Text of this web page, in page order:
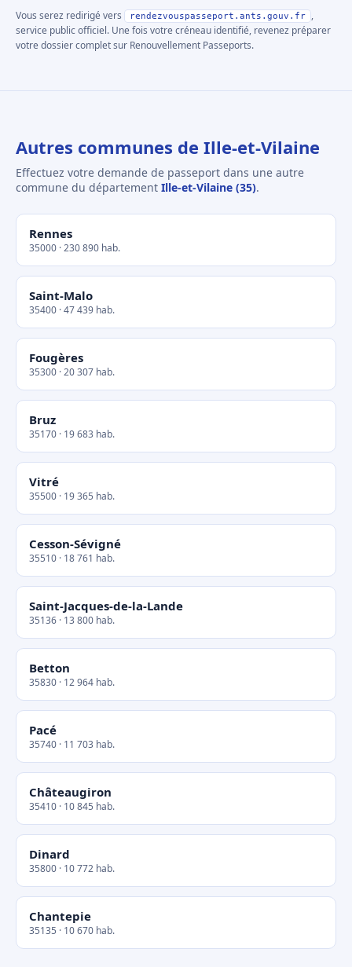
Vous serez redirigé vers rendezvouspasseport.ants.gouv.fr
,
service public officiel. Une fois votre créneau identifié, revenez préparer
votre dossier complet sur Renouvellement Passeports.
Autres communes de Ille-et-Vilaine
Effectuez votre demande de passeport dans une autre
commune du département Ille-et-Vilaine (35).
Rennes
35000 · 230 890 hab.
Saint-Malo
35400 · 47 439 hab.
Fougères
35300 · 20 307 hab.
Bruz
35170 · 19 683 hab.
Vitré
35500 · 19 365 hab.
Cesson-Sévigné
35510 · 18 761 hab.
Saint-Jacques-de-la-Lande
35136 · 13 800 hab.
Betton
35830 · 12 964 hab.
Pacé
35740 · 11 703 hab.
Châteaugiron
35410 · 10 845 hab.
Dinard
35800 · 10 772 hab.
Chantepie
35135 · 10 670 hab.